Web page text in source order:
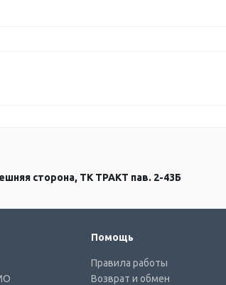
сторона, ТК ТРАКТ пав. 2-43Б
Помощь
Правила работы
Возврат и обмен